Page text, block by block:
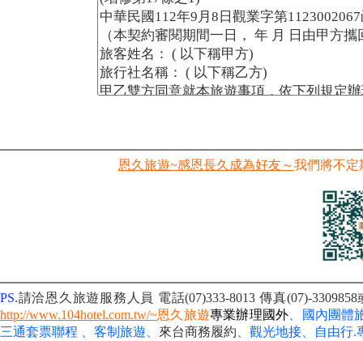
恩久旅遊~感恩長久成為好友～我們將不定
PS.請洽恩久旅遊服務人員 電話(07)333-8013傳真(07)-
http://www.104hotel.com.tw/~恩久旅遊專業辦理國外 、國內團
三通套票聯程 、客制旅遊、 來台商務履約 觀光地接、自由行.